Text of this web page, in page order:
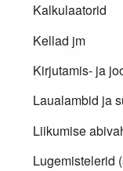
Kalkulaatorid
Kellad jm
Kirjutamis- ja
Laualambid ja
Liikumise
Lugemistelerid